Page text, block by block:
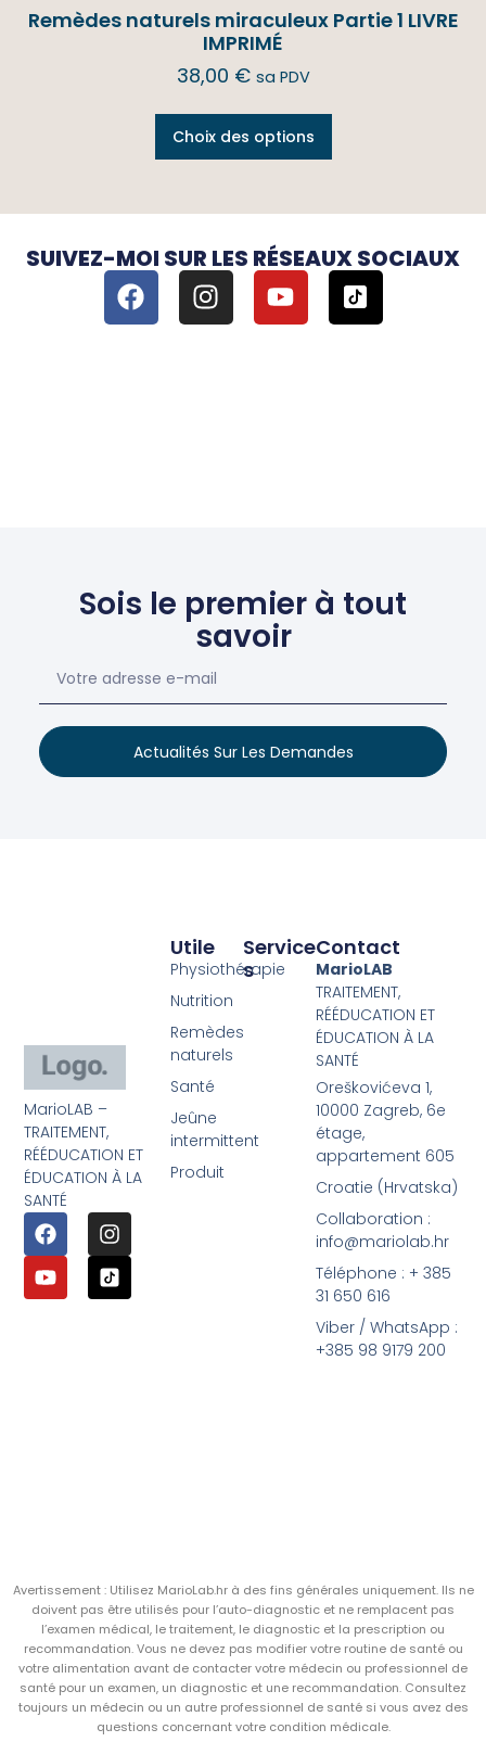
Remèdes naturels miraculeux Partie 1 LIVRE
IMPRIMÉ
38,00 € sa PDV
Choix des options
SUIVEZ-MOI SUR LES RÉSEAUX SOCIAUX
Sois le premier à tout
savoir
Actualités Sur Les Demandes
MarioLAB –
TRAITEMENT,
RÉÉDUCATION ET
ÉDUCATION À LA
SANTÉ
Service
S
Utile
Physiothérapie
Nutrition
Remèdes
naturels
Santé
Jeûne
intermittent
Produit
Contact
MarioLAB
TRAITEMENT,
RÉÉDUCATION ET
ÉDUCATION À LA
SANTÉ
Oreškovićeva 1,
10000 Zagreb, 6e
étage,
appartement 605
Croatie (Hrvatska)
Collaboration :
info@mariolab.hr
Téléphone : + 385
31 650 616
Viber / WhatsApp :
+385 98 9179 200
Avertissement : Utilisez MarioLab.hr à des fins générales uniquement. Ils ne
doivent pas être utilisés pour l’auto-diagnostic et ne remplacent pas
l’examen médical, le traitement, le diagnostic et la prescription ou
recommandation. Vous ne devez pas modifier votre routine de santé ou
votre alimentation avant de contacter votre médecin ou professionnel de
santé pour un examen, un diagnostic et une recommandation. Consultez
toujours un médecin ou un autre professionnel de santé si vous avez des
questions concernant votre condition médicale.